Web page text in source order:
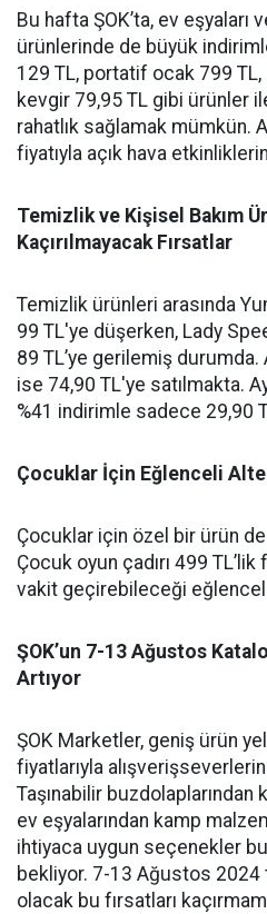
Bu hafta ŞOK’ta, ev eşyaları
ürünlerinde de büyük
129 TL, portatif ocak 799 TL,
kevgir 79,95 TL gibi ürünler
rahatlık sağlamak mümkün.
fiyatıyla açık hava
Temizlik ve Kişisel Bakım
Kaçırılmayacak Fırsatlar
Temizlik ürünleri arasında
99 TL'ye düşerken, Lady
89 TL’ye gerilemiş durumda.
ise 74,90 TL'ye satılmakta.
%41 indirimle sadece 29,90
Çocuklar İçin Eğlenceli
Çocuklar için özel bir ürün
Çocuk oyun çadırı 499
vakit geçirebileceği
ŞOK’un 7-13 Ağustos
Artıyor
ŞOK Marketler, geniş ürün
fiyatlarıyla
Taşınabilir buzdolaplarından
ev eşyalarından kamp
ihtiyaca uygun seçenekler
bekliyor. 7-13 Ağustos
olacak bu fırsatları